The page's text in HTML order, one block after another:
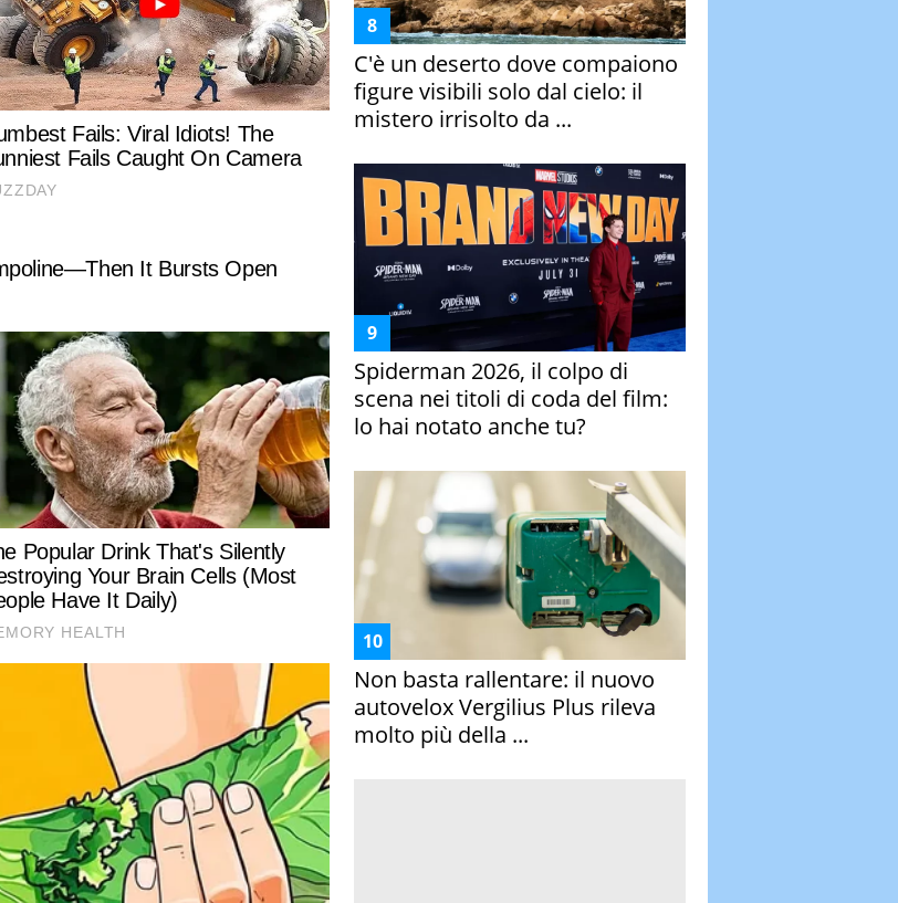
C'è un deserto dove compaiono
figure visibili solo dal cielo: il
mistero irrisolto da ...
Spiderman 2026, il colpo di
scena nei titoli di coda del film:
lo hai notato anche tu?
Non basta rallentare: il nuovo
autovelox Vergilius Plus rileva
molto più della ...